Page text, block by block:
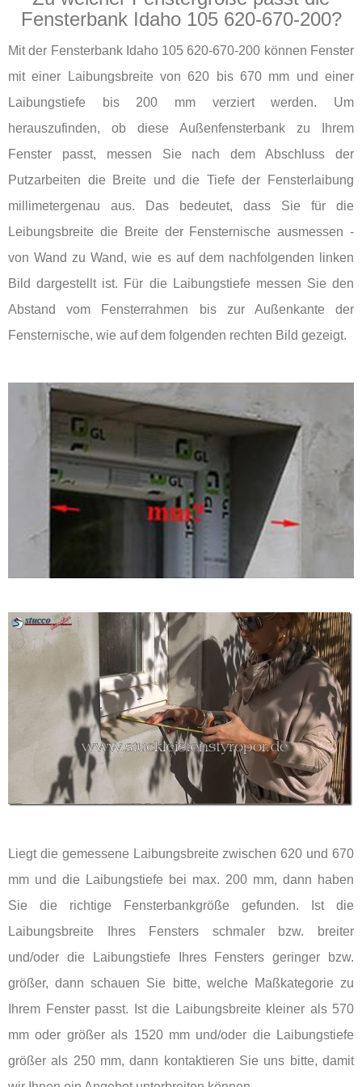
Fensterbank Idaho 105 620-670-200?
Mit der Fensterbank Idaho 105 620-670-200 können Fenster
mit einer Laibungsbreite von 620 bis 670 mm und einer
Laibungstiefe bis 200 mm verziert werden. Um
herauszufinden, ob diese Außenfensterbank zu Ihrem
Fenster passt, messen Sie nach dem Abschluss der
Putzarbeiten die Breite und die Tiefe der Fensterlaibung
millimetergenau aus. Das bedeutet, dass Sie für die
Leibungsbreite die Breite der Fensternische ausmessen -
von Wand zu Wand, wie es auf dem nachfolgenden linken
Bild dargestellt ist. Für die Laibungstiefe messen Sie den
Abstand vom Fensterrahmen bis zur Außenkante der
Fensternische, wie auf dem folgenden rechten Bild gezeigt.
Liegt die gemessene Laibungsbreite zwischen 620 und 670
mm und die Laibungstiefe bei max. 200 mm, dann haben
Sie die richtige Fensterbankgröße gefunden. Ist die
Laibungsbreite Ihres Fensters schmaler bzw. breiter
und/oder die Laibungstiefe Ihres Fensters geringer bzw.
größer, dann schauen Sie bitte, welche Maßkategorie zu
Ihrem Fenster passt. Ist die Laibungsbreite kleiner als 570
mm oder größer als 1520 mm und/oder die Laibungstiefe
größer als 250 mm, dann kontaktieren Sie uns bitte, damit